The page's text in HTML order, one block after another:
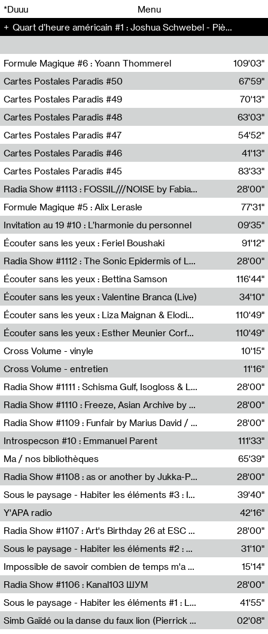
*Duuu
Menu
Quart d’heure américain #1 : Joshua Schwebel - Pièce (67)
Formule Magique #6 : Yoann Thommerel
Nathalie Lacroix,Yoann Thommerel
109'03"
Cartes Postales Paradis #50
Zoé Leroux
67'59"
Cartes Postales Paradis #49
Aurore Portales
70'13"
Cartes Postales Paradis #48
Mathias Dupaquier
63'03"
Cartes Postales Paradis #47
Raymond Engramer
54'52"
Cartes Postales Paradis #46
Sarah Banville
41'13"
Cartes Postales Paradis #45
Mateo Cuin
83'33"
Radia Show #1113 : FOSSIL///NOISE by Fabiana Gibim / Wave Farm
Wave Farm
28'00"
Formule Magique #5 : Alix Lerasle
Nathalie Lacroix
77'31"
Invitation au 19 #10 : L’harmonie du personnel
19, CRAC
09'35"
Écouter sans les yeux : Feriel Boushaki
Feriel Boushaki
91'12"
Radia Show #1112 : The Sonic Epidermis of Lake Léman by Paul Courlet / Guest Slot
28'00"
Écouter sans les yeux : Bettina Samson
Bettina Samson
116'44"
Écouter sans les yeux : Valentine Branca (Live)
Valentine Branca
34'10"
Écouter sans les yeux : Liza Maignan & Elodie Lecat
Liza Maignan,Elodie Lecat
110'49"
Écouter sans les yeux : Esther Meunier Corfdyr
Esther Meunier Corfdyr
110'49"
Cross Volume - vinyle
10'15"
Cross Volume - entretien
11'16"
Radia Show #1111 : Schisma Gulf, Isogloss & Lament For The Old Clock By Harvey Young / Resonance
Resonance
28'00"
Radia Show #1110 : Freeze, Asian Archive by Avita Maheen / Radio Worm
Radio WORM
28'00"
Radia Show #1109 : Funfair by Marius David / JET FM
Jet FM
28'00"
Introspecson #10 : Emmanuel Parent
Pierre Henry,Emmanuel Parent
111'33"
Ma / nos bibliothèques
Sarah Tritz,Elene Lapiashivili,Justin Marconnet,Mateo Cuche,Esther Lechevalier,Suzie Lecroart,Romance Castelet
65'39"
Radia Show #1108 : as or another by Jukka-Pekka Kervinen / Rádio Zero
Radio Zero
28'00"
Sous le paysage - Habiter les éléments #3 : Interprétations, rituels et symboliques des éléments
Nastassja Martin
39'40"
Y'APA radio
Pierrick Mouton
42'16"
Radia Show #1107 : Art's Birthday 26 at ESC - Medien Kunst Labor
Radio Helsinki
28'00"
Sous le paysage - Habiter les éléments #2 : Vers le tournant élémentaire
Nastassja Martin
31'10"
Impossible de savoir combien de temps m'a échappé
Mélanie Blaison,Mateo Cuin
15'14"
Radia Show #1106 : Kanal103 ШУМ
Kanal103
28'00"
Sous le paysage - Habiter les éléments #1 : Les éléments et les débordements du vivant
Nastassja Martin
41'55"
Simb Gaïdé ou la danse du faux lion (Pierrick Mouton)
02'08"
00 00
00 00